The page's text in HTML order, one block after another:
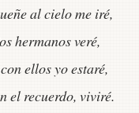
al cielo me iré,
hermanos veré,
ellos yo estaré,
el recuerdo, viviré.